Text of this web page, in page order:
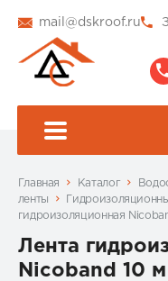
mail@dskroof.ru
Главная Каталог
ленты
гидроизоляционная
Лента
Nicoband 10